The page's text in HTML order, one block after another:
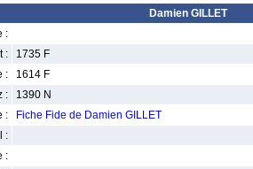
Damien GILLET
:
:
1735 F
:
1614 F
:
1390 N
:
Fiche Fide de Damien GILLET
:
: